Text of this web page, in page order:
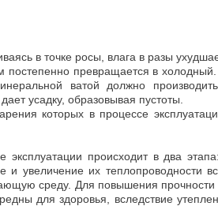
в точке росы, влага в разы
постепенно превращается в
ватой должно
усадку, образовывая пустоты.
которых в процессе
происходит в два
увеличение их теплопроводности
среду. Для повышения
для здоровья, вследствие